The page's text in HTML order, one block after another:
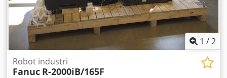
1 /2
Robot industri
Fanuc R-2000iB/165F